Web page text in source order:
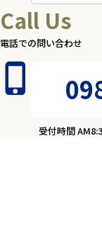
Call Us
電話での問い合わせ
受付時間